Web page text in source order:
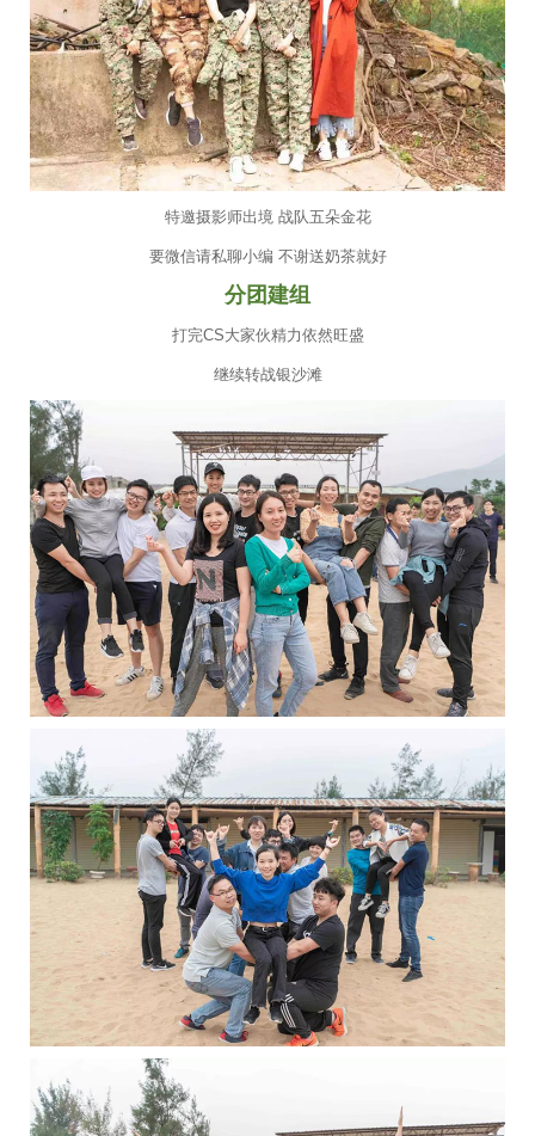
特邀摄影师出境 战队五朵金花
要微信请私聊小编 不谢送奶茶就好
分团建组
打完CS大家伙精力依然旺盛
继续转战银沙滩